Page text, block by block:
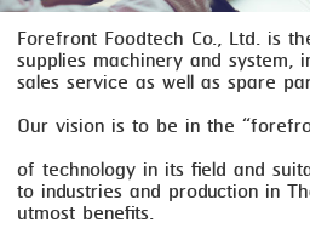
TRAY DENESTER
TRAY FORMING
TUMBLING
VACUUM PACKING
VACUUM STUFFING
Forefront Foodtech Co., Ltd. is
supplies machinery and system,
sales service as well as spare
Our vision is to be in the
of technology in its field and
to industries and production in
utmost benefits.